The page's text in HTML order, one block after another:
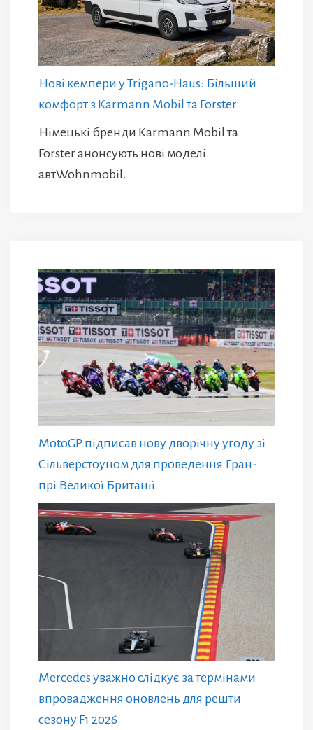
Нові кемпери у Trigano-Haus: Більший
комфорт з Karmann Mobil та Forster
Німецькі бренди Karmann Mobil та
Forster анонсують нові моделі
автWohnmobil.
MotoGP підписав нову дворічну угоду зі
Сільверстоуном для проведення Гран-
прі Великої Британії
Mercedes уважно слідкує за термінами
впровадження оновлень для решти
сезону F1 2026